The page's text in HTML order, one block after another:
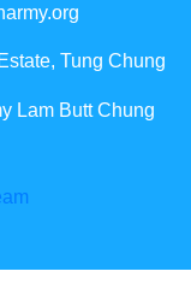
Tung Chung
Lam Butt Chung